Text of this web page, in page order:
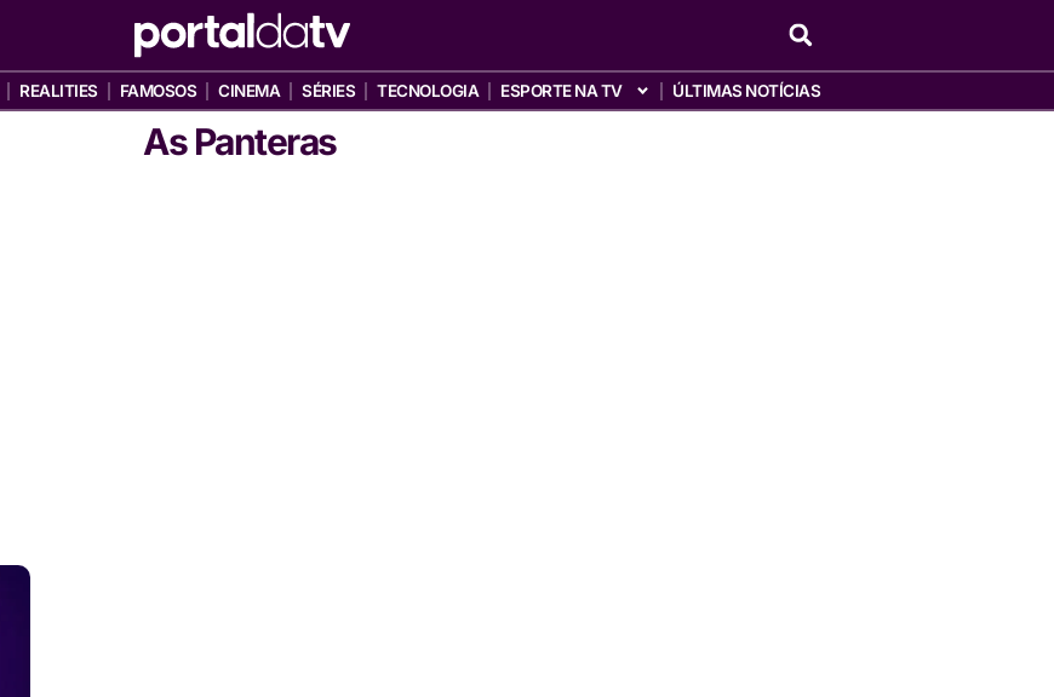
REALITIES FAMOSOS CINEMA SÉRIES TECNOLOGIA ESPORTE NA TV ÚLTIMAS NOTÍCIAS
As Panteras